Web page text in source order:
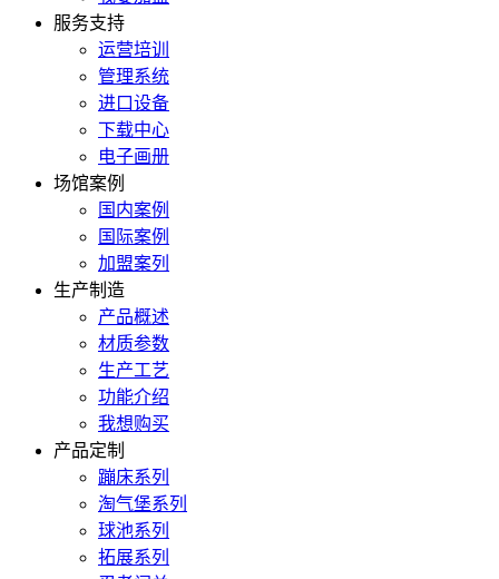
服务支持
运营培训
管理系统
进口设备
下载中心
电子画册
场馆案例
国内案例
国际案例
加盟案列
生产制造
产品概述
材质参数
生产工艺
功能介绍
我想购买
产品定制
蹦床系列
淘气堡系列
球池系列
拓展系列